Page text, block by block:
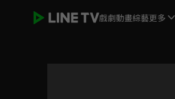
戲劇動畫綜藝更多